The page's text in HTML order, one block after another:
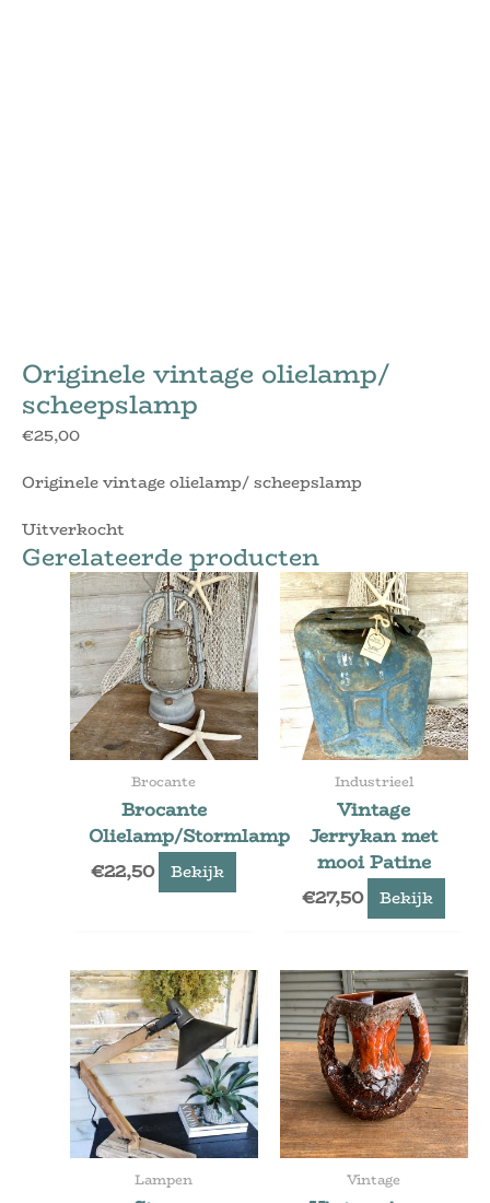
Originele vintage olielamp/
scheepslamp
€25,00
Originele vintage olielamp/ scheepslamp
Uitverkocht
Gerelateerde producten
Brocante
Brocante
Olielamp/Stormlamp
€22,50 Bekijk
Industrieel
Vintage
Jerrykan met
mooi Patine
€27,50 Bekijk
Lampen Vintage